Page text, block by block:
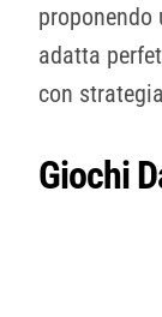
proponendo
adatta
con
Giochi